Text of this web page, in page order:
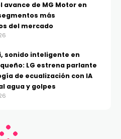
avance de MG Motor en
más
del mercado
sonido inteligente en
LG estrena parlante
de ecualización con IA
agua y golpes